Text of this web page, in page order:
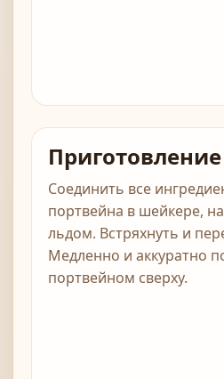
Приготовление
Соединить все
портвейна в шейкере,
льдом. Встряхнуть и
Медленно и аккуратно
портвейном сверху.